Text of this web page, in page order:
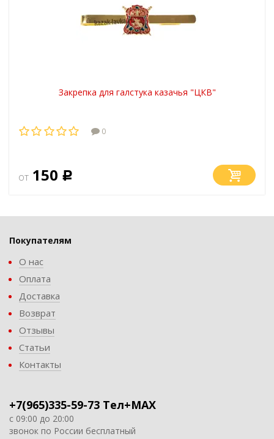
Закрепка для галстука казачья "ЦКВ"
0
от 150 Р
Покупателям
О нас
Оплата
Доставка
Возврат
Отзывы
Статьи
Контакты
+7(965)335-59-73 Тел+MAX
с 09:00 до 20:00
звонок по России бесплатный